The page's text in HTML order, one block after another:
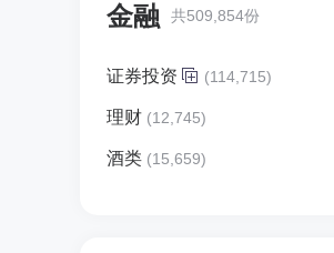
金融 共509,854份
证券投资 (114,715)
理财 (12,745)
酒类 (15,659)